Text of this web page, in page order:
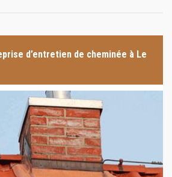
d’entretien de cheminée à Le